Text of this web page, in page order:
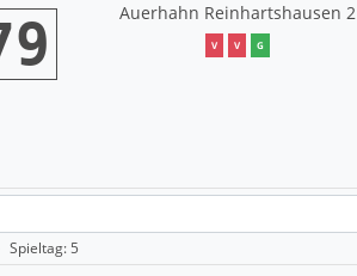
Auerhahn Reinhartshausen 2
V V G
Spieltag: 5